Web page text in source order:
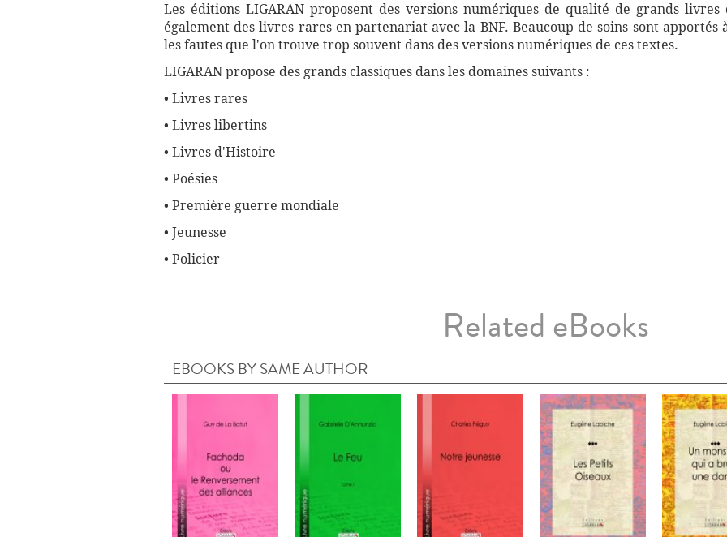
Les éditions LIGARAN proposent des versions numériques de qualité de grands
également des livres rares en partenariat avec la BNF. Beaucoup de soins sont
les fautes que l'on trouve trop souvent dans des versions numériques de ces textes.
LIGARAN propose des grands classiques dans les domaines suivants :
• Livres rares
• Livres libertins
• Livres d'Histoire
• Poésies
• Première guerre mondiale
• Jeunesse
• Policier
Related eBooks
EBOOKS BY SAME AUTHOR